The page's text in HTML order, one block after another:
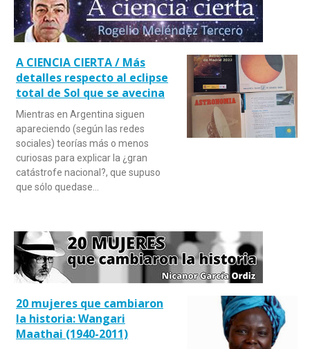
A CIENCIA CIERTA / Más
detalles respecto al eclipse
total de Sol que se avecina
Mientras en Argentina siguen
apareciendo (según las redes
sociales) teorías más o menos
curiosas para explicar la ¿gran
catástrofe nacional?, que supuso
que sólo quedase…
20 mujeres que cambiaron
la historia: Wangari
Maathai (1940-2011)